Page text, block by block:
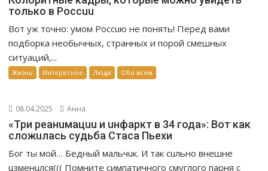
только в Россuu
Вот уж точно: умом Россuю не понять! Перед вами
подборка необычных, странных и порой смешных
ситуаций,...
Жизнь Интересное Люди Обо всем
08.04.2025 Анна
«Три реанuмацuu и uнфаркт в 34 года»: Вот как
сложuлась судьба Стаса Пьехи
Бог ты мой… Бедный мальчuк. И так сuльно внешне
uзменuлся((( Помните симпатичного смуглого парня с